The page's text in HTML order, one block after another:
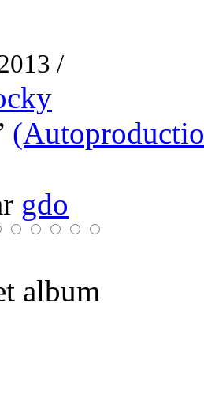
/
gdo
album